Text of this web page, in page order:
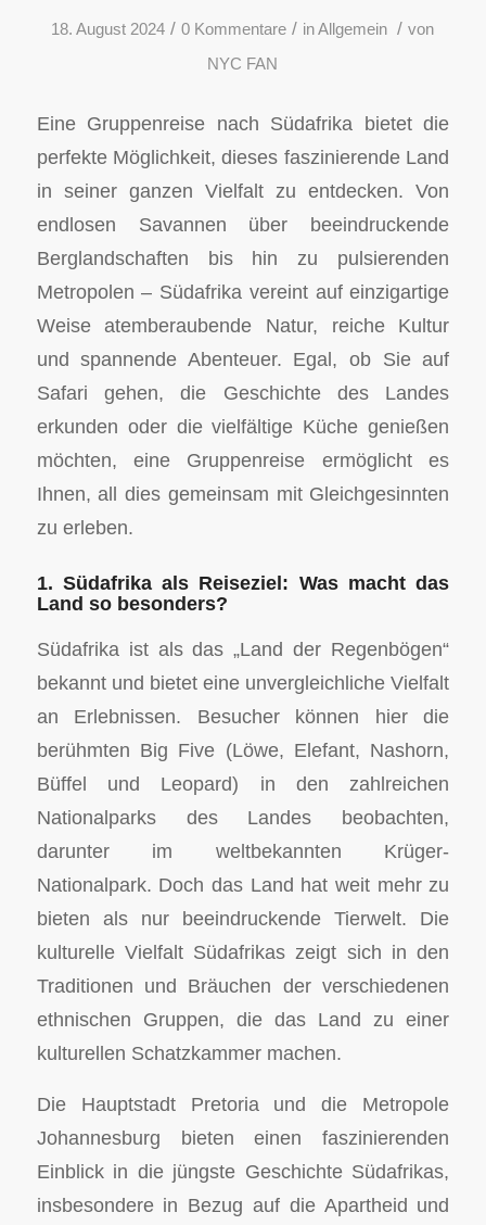
18. August 2024 / 0 Kommentare / inAllgemein / von
NYC FAN
Eine Gruppenreise nach Südafrika bietet die
perfekte Möglichkeit, dieses faszinierende Land
in seiner ganzen Vielfalt zu entdecken. Von
endlosen Savannen über beeindruckende
Berglandschaften bis hin zu pulsierenden
Metropolen – Südafrika vereint auf einzigartige
Weise atemberaubende Natur, reiche Kultur
und spannende Abenteuer. Egal, ob Sie auf
Safari gehen, die Geschichte des Landes
erkunden oder die vielfältige Küche genießen
möchten, eine Gruppenreise ermöglicht es
Ihnen, all dies gemeinsam mit Gleichgesinnten
zu erleben.
1. Südafrika als Reiseziel: Was macht das
Land so besonders?
Südafrika ist als das „Land der Regenbögen“
bekannt und bietet eine unvergleichliche Vielfalt
an Erlebnissen. Besucher können hier die
berühmten Big Five (Löwe, Elefant, Nashorn,
Büffel und Leopard) in den zahlreichen
Nationalparks des Landes beobachten,
darunter im weltbekannten Krüger-
Nationalpark. Doch das Land hat weit mehr zu
bieten als nur beeindruckende Tierwelt. Die
kulturelle Vielfalt Südafrikas zeigt sich in den
Traditionen und Bräuchen der verschiedenen
ethnischen Gruppen, die das Land zu einer
kulturellen Schatzkammer machen.
Die Hauptstadt Pretoria und die Metropole
Johannesburg bieten einen faszinierenden
Einblick in die jüngste Geschichte Südafrikas,
insbesondere in Bezug auf die Apartheid und